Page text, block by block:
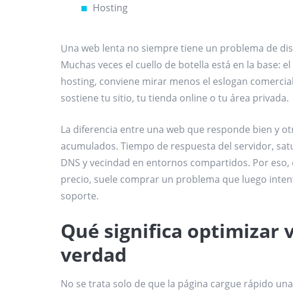
Hosting
Una web lenta no siempre tiene un problema de diseño, ni de WordPress, ni de imágenes pesadas.
Muchas veces el cuello de botella está en la base:
hosting, conviene mirar menos el eslogan
sostiene tu sitio, tu tienda online o tu área privada.
La diferencia entre una web que responde bien y
acumulados. Tiempo de respuesta del servidor,
DNS y vecindad en entornos compartidos. Por
precio, suele comprar un problema que luego
soporte.
Qué significa optimizar
verdad
No se trata solo de que la página cargue rápido